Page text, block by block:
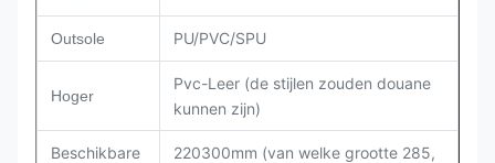
Outsole PU/PVC/SPU
Hoger
Pvc-Leer (de stijlen zouden douane
kunnen zijn)
Beschikbare
220300mm (van welke grootte 285,